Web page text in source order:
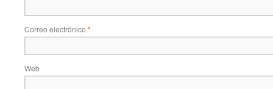
Correo electrónico *
Web